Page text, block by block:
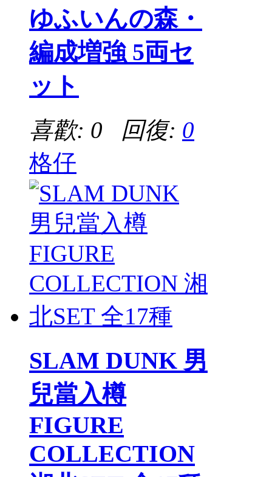
ゆふいんの森・
編成増強 5両セ
ット
喜歡: 0 回復: 0
格仔
SLAM DUNK 男
兒當入樽
FIGURE
COLLECTION